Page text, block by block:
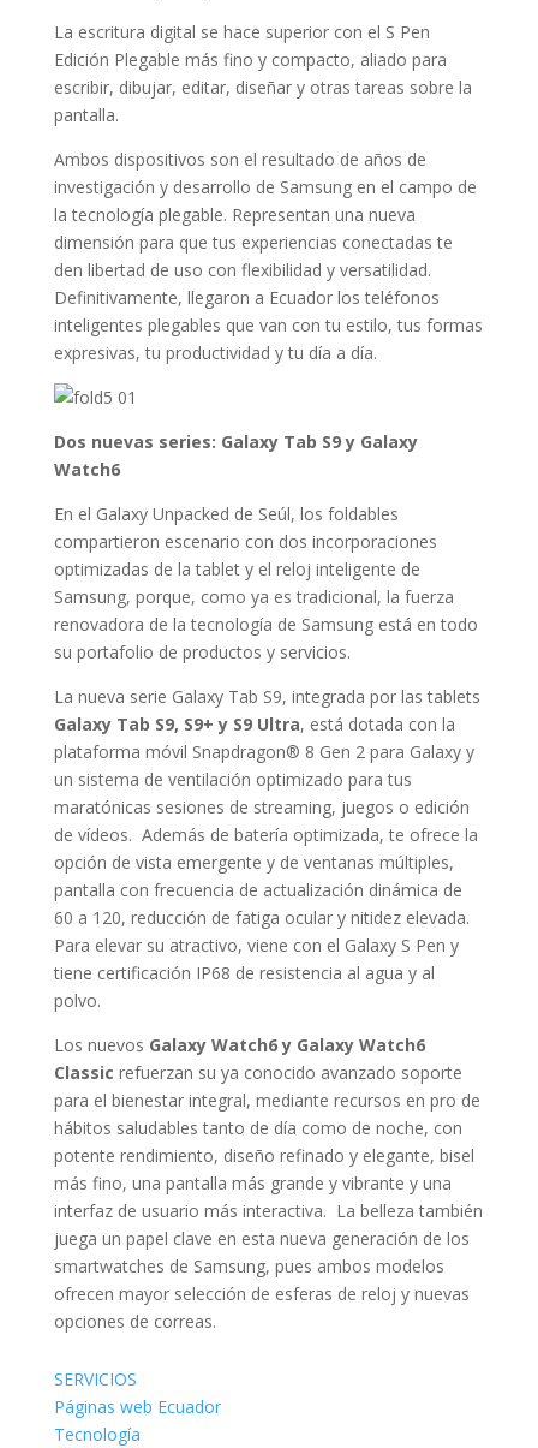
La escritura digital se hace superior con el S Pen
Edición Plegable más fino y compacto, aliado para
escribir, dibujar, editar, diseñar y otras tareas sobre la
pantalla.
Ambos dispositivos son el resultado de años de
investigación y desarrollo de Samsung en el campo de
la tecnología plegable. Representan una nueva
dimensión para que tus experiencias conectadas te
den libertad de uso con flexibilidad y versatilidad.
Definitivamente, llegaron a Ecuador los teléfonos
inteligentes plegables que van con tu estilo, tus formas
expresivas, tu productividad y tu día a día.
Dos nuevas series: Galaxy Tab S9 y Galaxy
Watch6
En el Galaxy Unpacked de Seúl, los foldables
compartieron escenario con dos incorporaciones
optimizadas de la tablet y el reloj inteligente de
Samsung, porque, como ya es tradicional, la fuerza
renovadora de la tecnología de Samsung está en todo
su portafolio de productos y servicios.
La nueva serie Galaxy Tab S9, integrada por las tablets
Galaxy Tab S9, S9+ y S9 Ultra, está dotada con la
plataforma móvil Snapdragon® 8 Gen 2 para Galaxy y
un sistema de ventilación optimizado para tus
maratónicas sesiones de streaming, juegos o edición
de vídeos. Además de batería optimizada, te ofrece la
opción de vista emergente y de ventanas múltiples,
pantalla con frecuencia de actualización dinámica de
60 a 120, reducción de fatiga ocular y nitidez elevada.
Para elevar su atractivo, viene con el Galaxy S Pen y
tiene certificación IP68 de resistencia al agua y al
polvo.
Los nuevos Galaxy Watch6 y Galaxy Watch6
Classic refuerzan su ya conocido avanzado soporte
para el bienestar integral, mediante recursos en pro de
hábitos saludables tanto de día como de noche, con
potente rendimiento, diseño refinado y elegante, bisel
más fino, una pantalla más grande y vibrante y una
interfaz de usuario más interactiva. La belleza también
juega un papel clave en esta nueva generación de los
smartwatches de Samsung, pues ambos modelos
ofrecen mayor selección de esferas de reloj y nuevas
opciones de correas.
SERVICIOS
Páginas web Ecuador
Tecnología